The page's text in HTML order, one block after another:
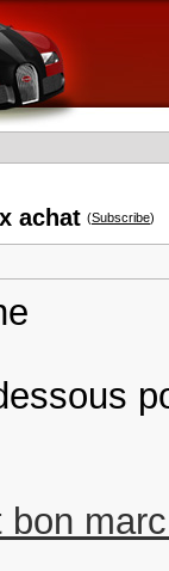
achat (Subscribe)